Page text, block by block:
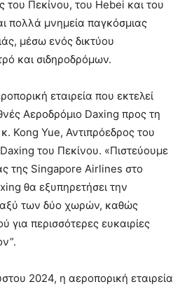
του Πεκίνου, του Hebei και του
πολλά μνημεία παγκόσμιας
μέσω ενός δικτύου
και σιδηροδρόμων.
εταιρεία που εκτελεί
Αεροδρόμιο Daxing προς τη
Kong Yue, Αντιπρόεδρος του
του Πεκίνου. «Πιστεύουμε
της Singapore Airlines στο
θα εξυπηρετήσει την
των δύο χωρών, καθώς
για περισσότερες ευκαιρίες
2024, η αεροπορική εταιρεία